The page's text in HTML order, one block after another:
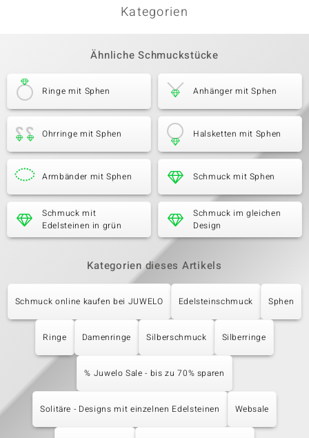
Kategorien
Ähnliche Schmuckstücke
Ringe mit Sphen Anhänger mit Sphen
Ohrringe mit Sphen Halsketten mit Sphen
Armbänder mit Sphen Schmuck mit Sphen
Schmuck mit
Edelsteinen in grün
Schmuck im gleichen
Design
Kategorien dieses Artikels
Schmuck online kaufen bei JUWELO Edelsteinschmuck Sphen
Ringe Damenringe Silberschmuck Silberringe
% Juwelo Sale - bis zu 70% sparen
Solitäre - Designs mit einzelnen Edelsteinen Websale